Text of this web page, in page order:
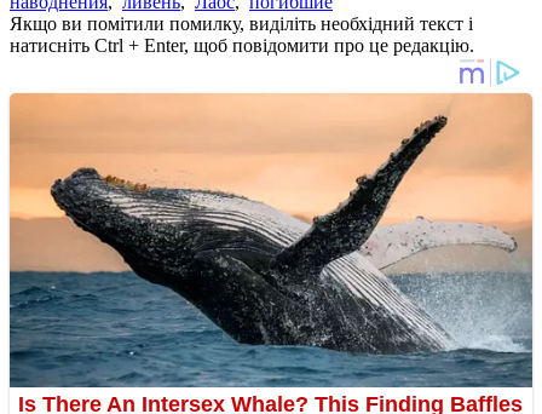
Якщо ви помітили помилку, виділіть необхідний текст і
натисніть Ctrl + Enter, щоб повідомити про це редакцію.